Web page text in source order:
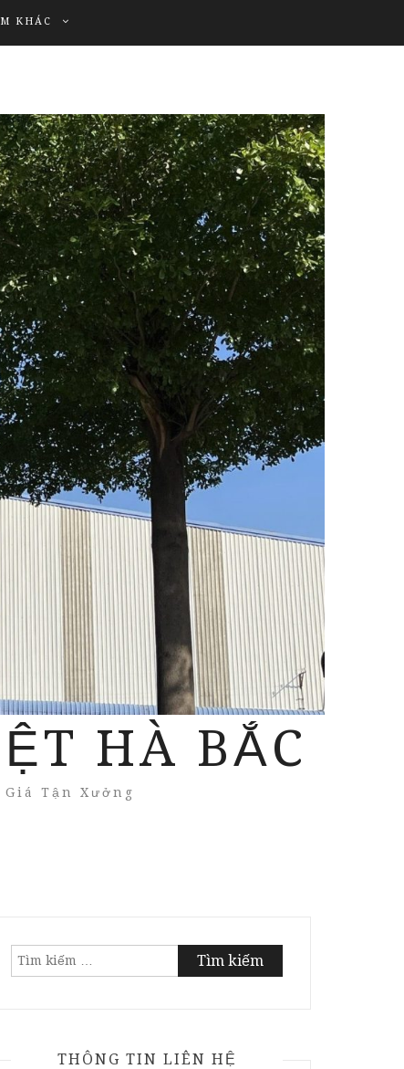
KHÁC
HÀ BẮC
Tận Xưởng
Tìm
THÔNG TIN LIÊN HỆ